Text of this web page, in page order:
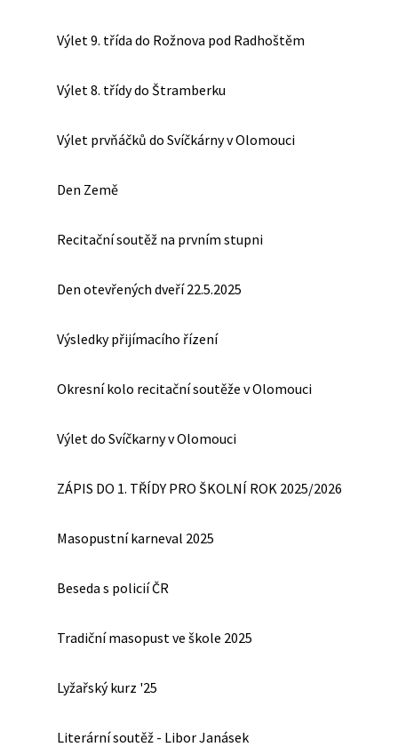
Výlet 9. třída do Rožnova pod Radhoštěm
Výlet 8. třídy do Štramberku
Výlet prvňáčků do Svíčkárny v Olomouci
Den Země
Recitační soutěž na prvním stupni
Den otevřených dveří 22.5.2025
Výsledky přijímacího řízení
Okresní kolo recitační soutěže v Olomouci
Výlet do Svíčkarny v Olomouci
ZÁPIS DO 1. TŘÍDY PRO ŠKOLNÍ ROK 2025/2026
Masopustní karneval 2025
Beseda s policií ČR
Tradiční masopust ve škole 2025
Lyžařský kurz '25
Literární soutěž - Libor Janásek